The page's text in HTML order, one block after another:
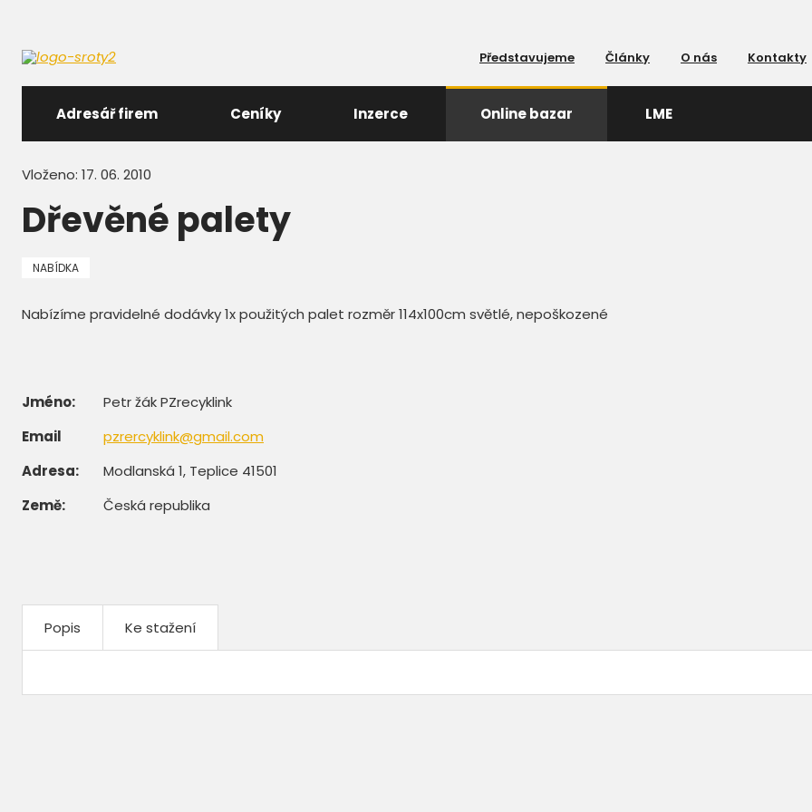
Představujeme Články O nás Kontakty
Adresář firem Ceníky Inzerce Online bazar LME
Vloženo: 17. 06. 2010
Dřevěné palety
NABÍDKA
Nabízíme pravidelné dodávky 1x použitých palet rozměr 114x100cm světlé, nepoškozené
Jméno:
Petr žák PZrecyklink
Email
pzrercyklink@gmail.com
Adresa:
Modlanská 1, Teplice 41501
Země:
Česká republika
Popis Ke stažení